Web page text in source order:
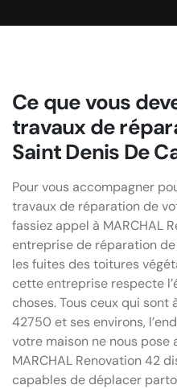
Ce que vous
travaux de
Saint Denis De
Pour vous accompagner
travaux de réparation de
fassiez appel à MARCHAL
entreprise de réparation
les fuites des toitures
cette entreprise respecte
choses. Tous ceux qui sont
42750 et ses environs,
votre maison ne nous pose
MARCHAL Renovation 42
capables de déplacer